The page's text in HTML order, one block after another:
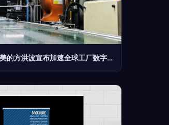
坐拥两座灯塔工厂 美的方洪波宣布加速全球工厂数字化转型